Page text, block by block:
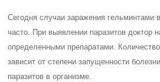
Сегодня случаи заражения гельминтами
часто. При выявлении паразитов доктор
определенными препаратами.
зависит от степени запущенности
паразитов в организме.